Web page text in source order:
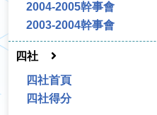
2004-2005幹事會
2003-2004幹事會
四社
四社首頁
四社得分